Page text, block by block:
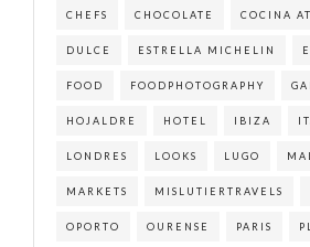
CHEFS CHOCOLATE COCINA
DULCE ESTRELLA MICHELIN
FOOD FOODPHOTOGRAPHY
HOJALDRE HOTEL IBIZA
LONDRES LOOKS LUGO
MARKETS MISLUTIERTRAVELS
OPORTO OURENSE PARIS